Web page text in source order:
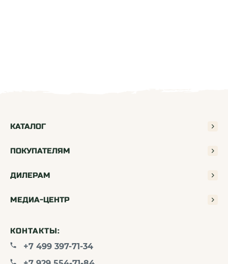
КАТАЛОГ
ПОКУПАТЕЛЯМ
ДИЛЕРАМ
МЕДИА-ЦЕНТР
КОНТАКТЫ:
+7 499 397-71-34